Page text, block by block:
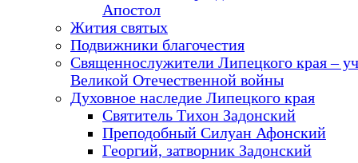
Апостол
Жития святых
Подвижники благочестия
Священнослужители Липецкого края –
Великой Отечественной войны
Духовное наследие Липецкого края
Святитель Тихон Задонский
Преподобный Силуан Афонский
Георгий, затворник Задонский